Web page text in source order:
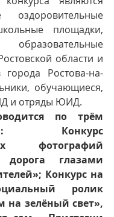
оздоровительные
площадки,
области и
Ростова-на-
обучающиеся,
и отряды ЮИД.
по трём
Конкурс
фотографий
дорога глазами
Конкурс на
ролик
на зелёный свет»,